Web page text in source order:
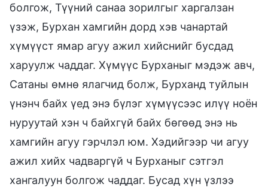
болгож, Түүний санаа зорилгыг харгалзан
үзэж, Бурхан хамгийн дорд хэв чанартай
хүмүүст ямар агуу ажил хийснийг бусдад
харуулж чаддаг. Хүмүүс Бурханыг мэдэж авч,
Сатаны өмнө ялагчид болж, Бурханд туйлын
үнэнч байх үед энэ бүлэг хүмүүсээс илүү ноён
нуруутай хэн ч байхгүй байх бөгөөд энэ нь
хамгийн агуу гэрчлэл юм. Хэдийгээр чи агуу
ажил хийх чадваргүй ч Бурханыг сэтгэл
хангалуун болгож чаддаг. Бусад хүн үзлээ